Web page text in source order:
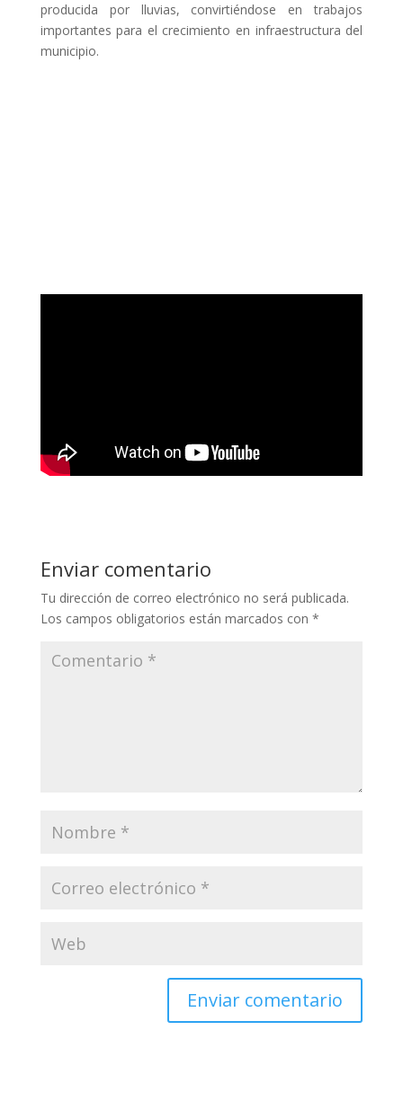
producida por lluvias, convirtiéndose en trabajos
importantes para el crecimiento en infraestructura del
municipio.
Enviar comentario
Tu dirección de correo electrónico no será publicada.
Los campos obligatorios están marcados con *